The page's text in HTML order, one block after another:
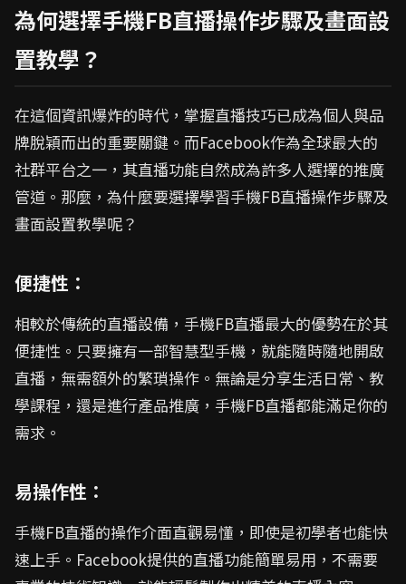
為何選擇手機FB直播操作步驟及畫面設
置教學？
在這個資訊爆炸的時代，掌握直播技巧已成為個人與品
牌脫穎而出的重要關鍵。而Facebook作為全球最大的
社群平台之一，其直播功能自然成為許多人選擇的推廣
管道。那麼，為什麼要選擇學習手機FB直播操作步驟及
畫面設置教學呢？
便捷性：
相較於傳統的直播設備，手機FB直播最大的優勢在於其
便捷性。只要擁有一部智慧型手機，就能隨時隨地開啟
直播，無需額外的繁瑣操作。無論是分享生活日常、教
學課程，還是進行產品推廣，手機FB直播都能滿足你的
需求。
易操作性：
手機FB直播的操作介面直觀易懂，即使是初學者也能快
速上手。Facebook提供的直播功能簡單易用，不需要